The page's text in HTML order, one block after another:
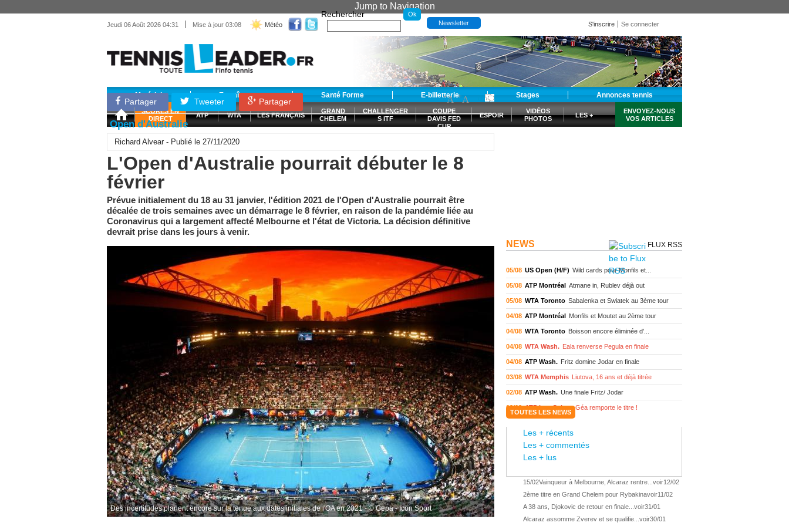
Jump to Navigation
Jeudi 06 Août 2026 04:31 | Mise à jour 03:08 Météo
Rechercher
Newsletter S'inscrire Se connecter
Matériel Entraînement Santé Forme E-billetterie Stages Annonces tennis
SCORES EN
DIRECT
ATP WTA LES FRANÇAIS
GRAND
CHELEM
CHALLENGER
S ITF
COUPE
DAVIS FED
CUP
ESPOIR
VIDÉOS
PHOTOS
LES +
ENVOYEZ-NOUS
VOS ARTICLES
Partager Tweeter Partager
-A +A
Open d'Australie
Richard Alvear - Publié le 27/11/2020
L'Open d'Australie pourrait débuter le 8
février
Prévue initialement du 18 au 31 janvier, l'édition 2021 de l'Open d'Australie pourrait être
décalée de trois semaines avec un démarrage le 8 février, en raison de la pandémie liée au
Coronavirus qui a largement affecté Melbourne et l'état de Victoria. La décision définitive
devrait prise dans les jours à venir.
Des incertitudes planent encore sur la tenue aux dates initiales de l'OA en 2021 - © Gepa - Icon Sport
NEWS FLUX RSS
05/08 US Open (H/F) Wild cards pour Monfils et...
05/08 ATP Montréal Atmane in, Rublev déjà out
05/08 WTA Toronto Sabalenka et Swiatek au 3ème tour
04/08 ATP Montréal Monfils et Moutet au 2ème tour
04/08 WTA Toronto Boisson encore éliminée d'...
04/08 WTA Wash. Eala renverse Pegula en finale
04/08 ATP Wash. Fritz domine Jodar en finale
03/08 WTA Memphis Liutova, 16 ans et déjà titrée
02/08 ATP Wash. Une finale Fritz/ Jodar
02/08 ATP Los Cabos Géa remporte le titre !
ATP Wash. De Minaur éliminé en 1/4
ATP Los Cabos
WTA Washington Svitolina et Pegula en 1/4
ATP Wash. Pas de 1/4 pour Humbert et Atmane
TOUTES LES NEWS
Les + récents
Les + commentés
Les + lus
15/02Vainqueur à Melbourne, Alcaraz rentre... voir12/02
2ème titre en Grand Chelem pour Rybakinavoir11/02
A 38 ans, Djokovic de retour en finale... voir31/01
Alcaraz assomme Zverev et se qualifie... voir30/01